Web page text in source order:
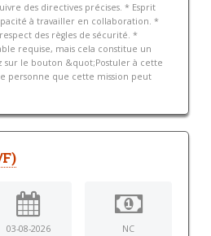
des directives précises. * Esprit
à travailler en collaboration. *
des règles de sécurité. *
requise, mais cela constitue un
sur le bouton &quot;Postuler à cette
personne que cette mission peut
03-08-2026 NC